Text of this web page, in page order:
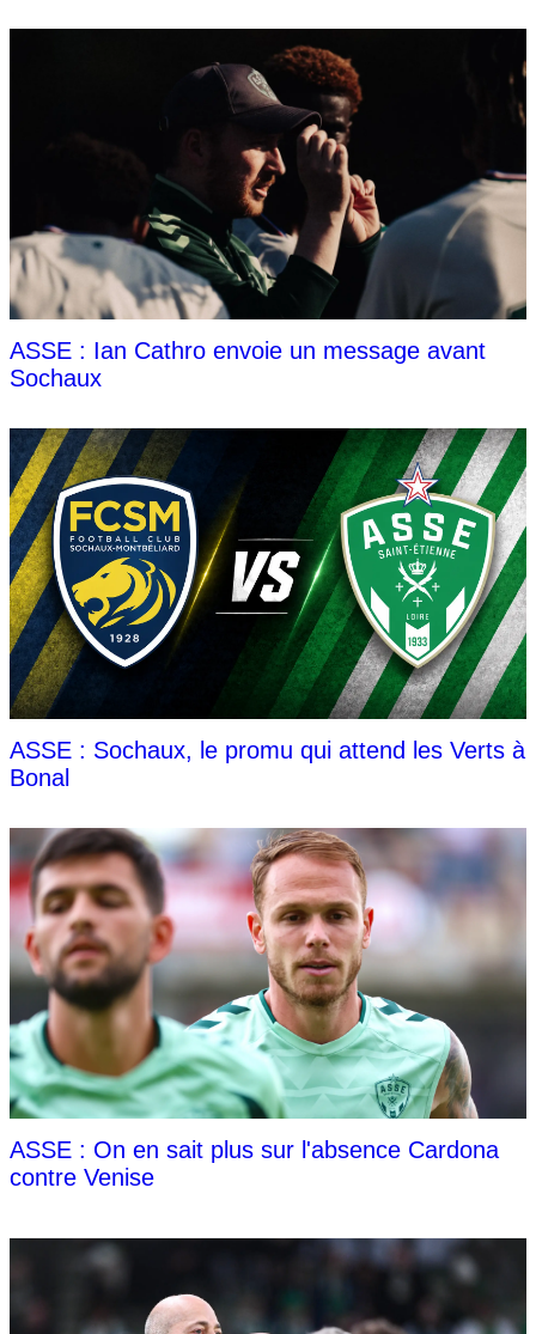
ASSE : Ian Cathro envoie un message avant
Sochaux
ASSE : Sochaux, le promu qui attend les Verts à
Bonal
ASSE : On en sait plus sur l'absence Cardona
contre Venise